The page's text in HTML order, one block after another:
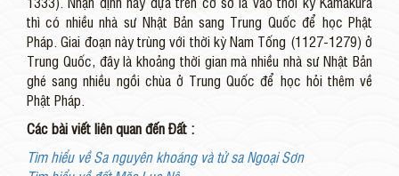
thì có nhiều nhà sư Nhật Bản sang Trung Quốc để học Phật
Pháp. Giai đoạn này trùng với thời kỳ Nam Tống (1127-1279) ở
Trung Quốc, đây là khoảng thời gian mà nhiều nhà sư Nhật Bản
ghé sang nhiều ngồi chùa ở Trung Quốc để học hỏi thêm về
Phật Pháp.
Các bài viết liên quan đến Đất :
Tìm hiểu về Sa nguyên khoáng và tử sa Ngoại Sơn